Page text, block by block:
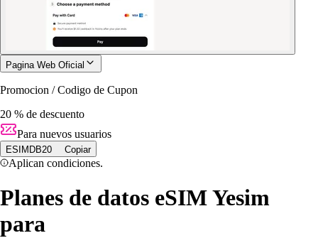
Pagina Web Oficial
Promocion / Codigo de Cupon
20 % de descuento
Para nuevos usuarios
ESIMDB20 Copiar
Aplican condiciones.
Planes de datos eSIM Yesim
para